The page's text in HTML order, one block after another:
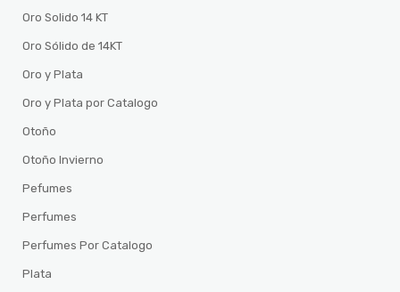
Oro Solido 14 KT
Oro Sólido de 14KT
Oro y Plata
Oro y Plata por Catalogo
Otoño
Otoño Invierno
Pefumes
Perfumes
Perfumes Por Catalogo
Plata